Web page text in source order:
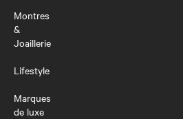
Montres
&
Joaillerie
Lifestyle
Marques
de luxe